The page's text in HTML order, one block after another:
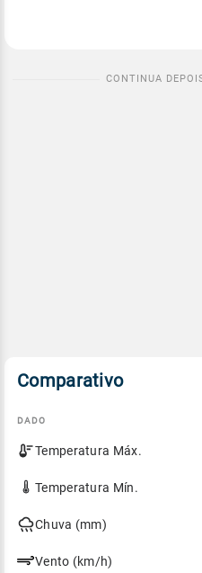
Comparativo
Comparativo
entre
previsão
hoje
DADO
Temperatura Máx.
Temperatura Mín.
Chuva (mm)
Vento (km/h)